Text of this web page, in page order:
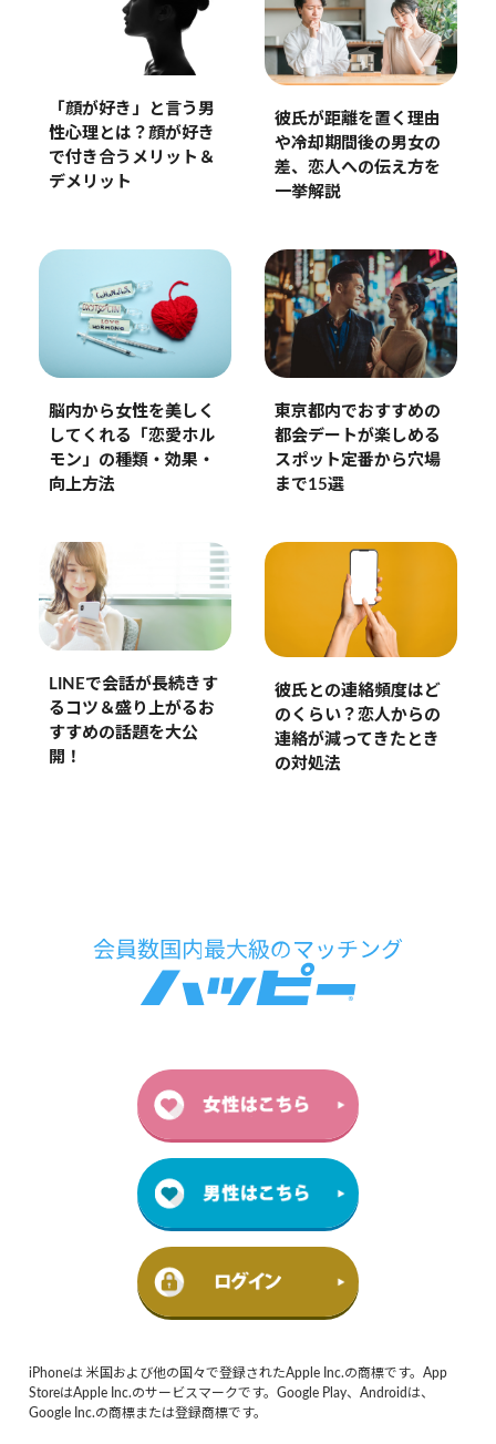
「顔が好き」と言う男
性心理とは？顔が好き
で付き合うメリット＆
デメリット
彼氏が距離を置く理由
や冷却期間後の男女の
差、恋人への伝え方を
一挙解説
脳内から女性を美しく
してくれる「恋愛ホル
モン」の種類・効果・
向上方法
東京都内でおすすめの
都会デートが楽しめる
スポット定番から穴場
まで15選
LINEで会話が長続きす
るコツ＆盛り上がるお
すすめの話題を大公
開！
彼氏との連絡頻度はど
のくらい？恋人からの
連絡が減ってきたとき
の対処法
iPhoneは 米国および他の国々で登録されたApple Inc.の商標です。App
StoreはApple Inc.のサービスマークです。Google Play、Androidは、
Google Inc.の商標または登録商標です。